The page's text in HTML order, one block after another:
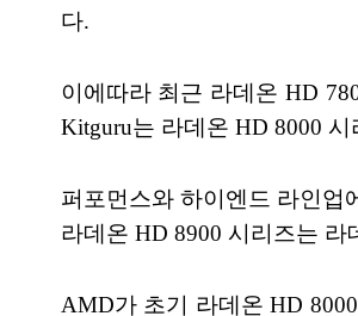
다.
이에따라 최근 라데온 HD
Kitguru는 라데온 HD 8000
퍼포먼스와 하이엔드 라인업
라데온 HD 8900 시리즈는
AMD가 초기 라데온 HD